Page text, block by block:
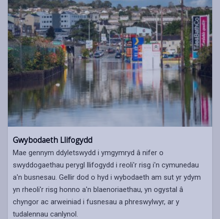
Gwybodaeth Llifogydd
Mae gennym ddyletswydd i ymgymryd â nifer o
swyddogaethau perygl llifogydd i reoli'r risg i'n cymunedau
a'n busnesau. Gellir dod o hyd i wybodaeth am sut yr ydym
yn rheoli'r risg honno a'n blaenoriaethau, yn ogystal â
chyngor ac arweiniad i fusnesau a phreswylwyr, ar y
tudalennau canlynol.